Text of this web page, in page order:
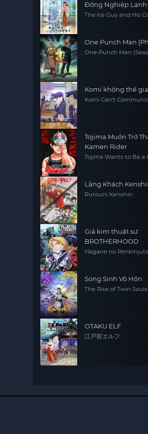
Đồng Nghiệp Lạnh
The Ice Guy and His
One Punch Man
One-Punch Man
Komi không thể
Komi Can't
Tojima Muốn Trở
Kamen Rider
Tojima Wants to Be a
Lãng Khách
Rurouni Kenshin
Giả kim thuật sư:
BROTHERHOOD
Hagane no
Song Sinh Võ Hồn
The Rise of Twin Souls
OTAKU ELF
江戸前エルフ